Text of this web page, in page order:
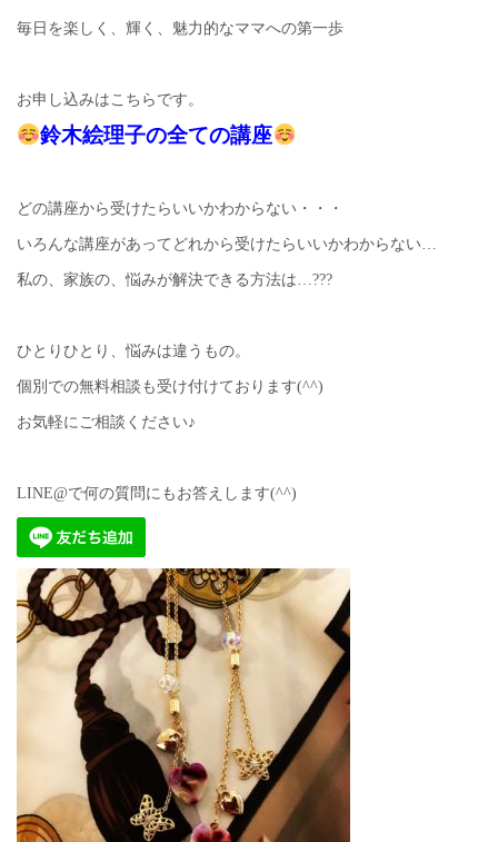
毎日を楽しく、輝く、魅力的なママへの第一歩
お申し込みはこちらです。
鈴木絵理子の全ての講座
どの講座から受けたらいいかわからない・・・
いろんな講座があってどれから受けたらいいかわからない…
私の、家族の、悩みが解決できる方法は…???
ひとりひとり、悩みは違うもの。
個別での無料相談も受け付けております(^^)
お気軽にご相談ください♪
LINE@で何の質問にもお答えします(^^)